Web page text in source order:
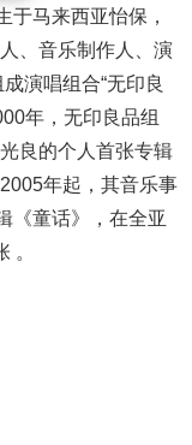
于马来西亚怡保，
、音乐制作人、演
演唱组合“无印良
年，无印良品组
良的个人首张专辑
年起，其音乐事
《童话》，在全亚
。